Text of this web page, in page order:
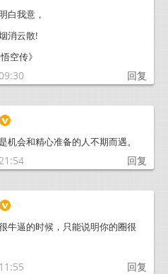
白我意，
消云散!
空传》
回复
机会和精心准备的人不期而遇。
回复
牛逼的时候，只能说明你的圈很
回复